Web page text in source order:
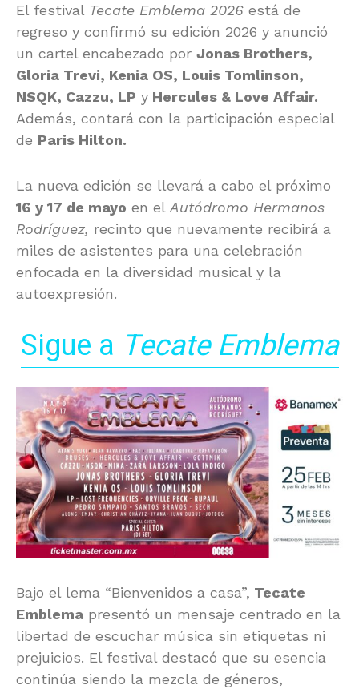
El festival Tecate Emblema 2026 está de
regreso y confirmó su edición 2026 y anunció
un cartel encabezado por Jonas Brothers,
Gloria Trevi, Kenia OS, Louis Tomlinson,
NSQK, Cazzu, LP y Hercules & Love Affair.
Además, contará con la participación especial
de Paris Hilton.
La nueva edición se llevará a cabo el próximo
16 y 17 de mayo en el Autódromo Hermanos
Rodríguez, recinto que nuevamente recibirá a
miles de asistentes para una celebración
enfocada en la diversidad musical y la
autoexpresión.
Sigue a Tecate Emblema
Bajo el lema “Bienvenidos a casa”, Tecate
Emblema presentó un mensaje centrado en la
libertad de escuchar música sin etiquetas ni
prejuicios. El festival destacó que su esencia
continúa siendo la mezcla de géneros,